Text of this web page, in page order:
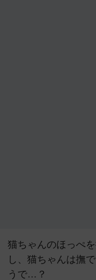
猫ちゃんのほっぺ
し、猫ちゃんは撫
うで…？